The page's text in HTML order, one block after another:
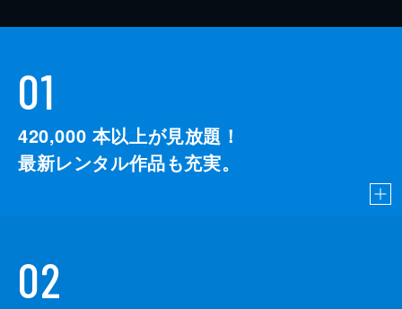
01
420,000 本以上が見放題！
最新レンタル作品も充実。
02